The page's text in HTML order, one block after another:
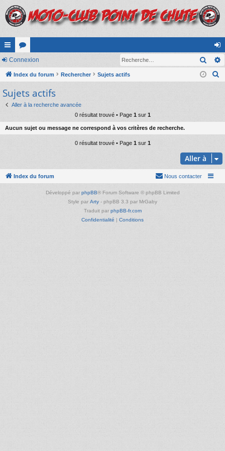
cc
ès
ra
pi
or
u
m
s
on
ne
Connexion
Index du forum Rechercher Sujets actifs
h
e
Sujets actifs
Aller à la recherche avancée
0 résultat trouvé • Page 1sur 1
Aucun sujet ou message ne correspond à vos critères de recherche.
0 résultat trouvé • Page 1 sur 1
Aller à
Index du forum Nous contacter
Développé par phpBB® Forum Software © phpBB Limited
Style par Arty - phpBB 3.3 par MrGaby
Traduit par phpBB-fr.com
Confidentialité | Conditions